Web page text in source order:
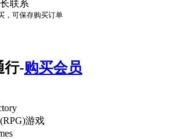
联系
，可保存购买订单
行-购买会员
游戏